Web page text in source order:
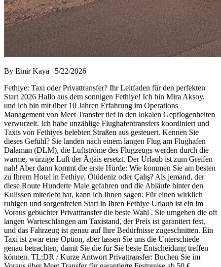
By Emir Kaya | 5/22/2026
Fethiye: Taxi oder Privattransfer? Ihr Leitfaden für den perfekten
Start 2026 Hallo aus dem sonnigen Fethiye! Ich bin Mira Aksoy,
und ich bin mit über 10 Jahren Erfahrung im Operations
Management von Meet Transfer tief in den lokalen Gepflogenheiten
verwurzelt. Ich habe unzählige Flughafentransfers koordiniert und
Taxis von Fethiyes belebten Straßen aus gesteuert. Kennen Sie
dieses Gefühl? Sie landen nach einem langen Flug am Flughafen
Dalaman (DLM), die Luftströme des Flugzeugs werden durch die
warme, würzige Luft der Ägäis ersetzt. Der Urlaub ist zum Greifen
nah! Aber dann kommt die erste Hürde: Wie kommen Sie am besten
zu Ihrem Hotel in Fethiye, Ölüdeniz oder Çalış? Als jemand, der
diese Route Hunderte Male gefahren und die Abläufe hinter den
Kulissen miterlebt hat, kann ich Ihnen sagen: Für einen wirklich
ruhigen und sorgenfreien Start in Ihren Fethiye Urlaub ist ein im
Voraus gebuchter Privattransfer die beste Wahl . Sie umgehen die oft
langen Warteschlangen am Taxistand, der Preis ist garantiert fest,
und das Fahrzeug ist genau auf Ihre Bedürfnisse zugeschnitten. Ein
Taxi ist zwar eine Option, aber lassen Sie uns die Unterschiede
genau betrachten, damit Sie die für Sie beste Entscheidung treffen
können. TL;DR / Kurze Antwort Privattransfer: Buchen Sie im